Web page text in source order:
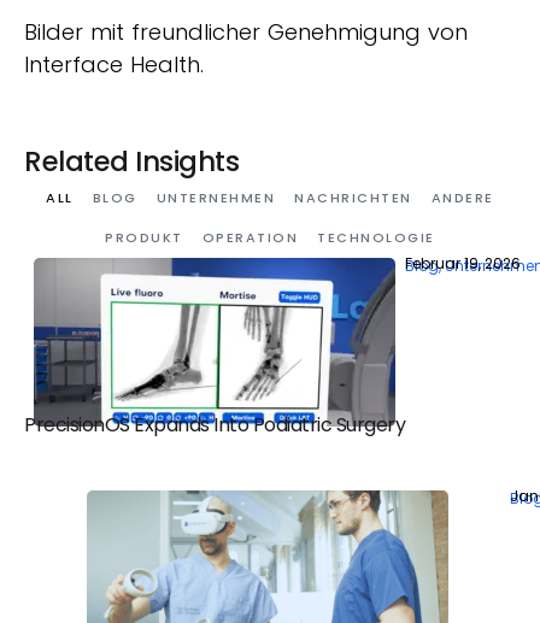
Bilder mit freundlicher Genehmigung von
Interface Health.
Related Insights
BLOG UNTERNEHMEN NACHRICHTEN ANDERE
PRODUKT OPERATION TECHNOLOGIE
ALL
PrecisionOS Expands Into Podiatric Surgery
Blog,
Februar 19, 2026